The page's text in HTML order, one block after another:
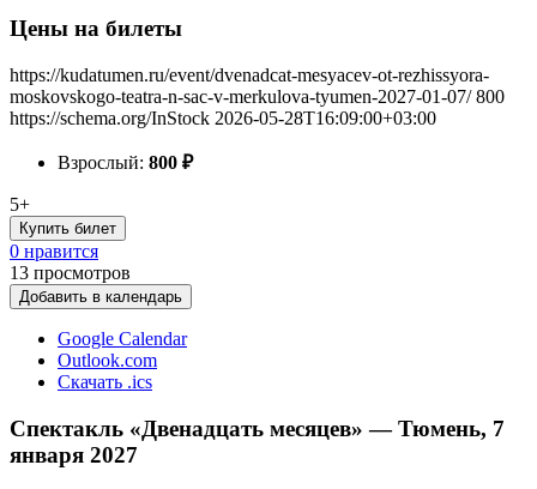
Цены на билеты
https://kudatumen.ru/event/dvenadcat-mesyacev-ot-rezhissyora-
moskovskogo-teatra-n-sac-v-merkulova-tyumen-2027-01-07/ 800
https://schema.org/InStock 2026-05-28T16:09:00+03:00
Взрослый: 800 ₽
5+
Купить билет
0 нравится
13 просмотров
Добавить в календарь
Google Calendar
Outlook.com
Скачать .ics
Спектакль «Двенадцать месяцев» — Тюмень, 7
января 2027